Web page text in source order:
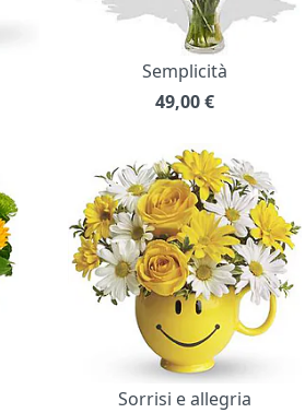
Semplicità
49,00€
Sorrisi e allegria